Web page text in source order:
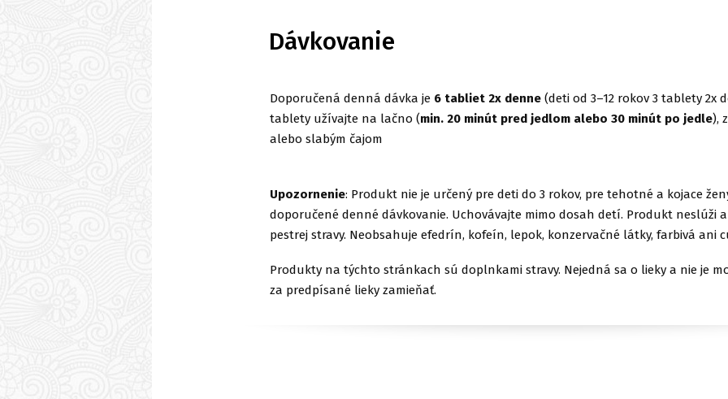
Dávkovanie
Doporučená denná dávka je 6 tabliet 2x denne (deti od 3–12 rokov 3 tablety 2x
tablety užívajte na lačno (min. 20 minút pred jedlom alebo 30 minút po jedle),
alebo slabým čajom
Upozornenie: Produkt nie je určený pre deti do 3 rokov, pre tehotné a kojace
doporučené denné dávkovanie. Uchovávajte mimo dosah detí. Produkt neslúži
pestrej stravy. Neobsahuje efedrín, kofeín, lepok, konzervačné látky, farbivá ani
Produkty na týchto stránkach sú doplnkami stravy. Nejedná sa o lieky a nie je
za predpísané lieky zamieňať.